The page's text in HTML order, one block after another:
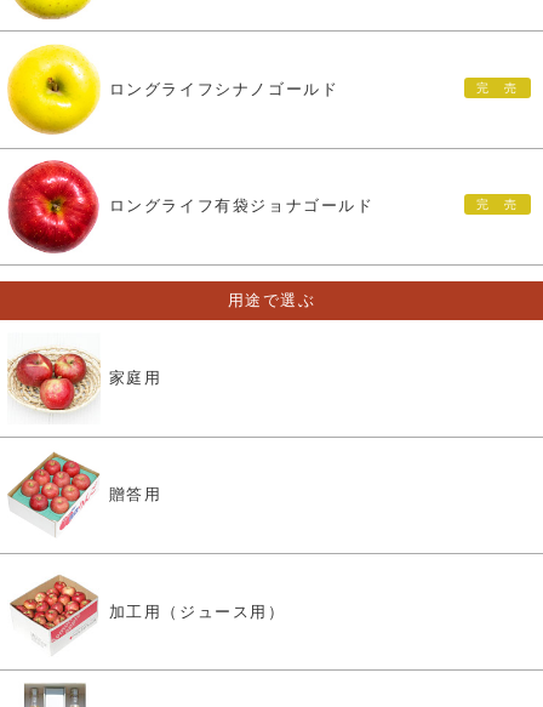
ロングライフシナノゴールド
ロングライフ有袋ジョナゴールド
用途で選ぶ
家庭用
贈答用
加工用（ジュース用）